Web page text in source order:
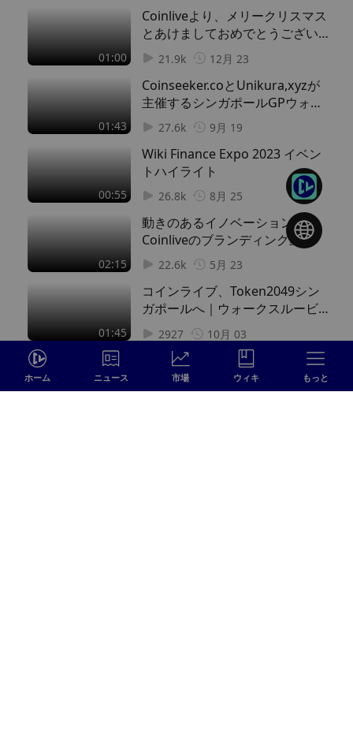
ana #gamefi #web3gaming #digitalcurrency #DAO
s #smartcontracts
Coinliveより、メリークリスマス
とあけましておめでとうございま
す！
01:00 21.9k 12月 23
Coinseeker.coとUnikura,xyzが
主催するシンガポールGPウォッ
チパーティー2023
01:43 27.6k 9月 19
Wiki Finance Expo 2023 イベン
トハイライト
00:55 26.8k 8月 25
動きのあるイノベーション：
Coinliveのブランディング動画
02:15 22.6k 5月 23
コインライブ、Token2049シン
ガポールへ｜ウォークスルービデ
オ
01:45 2927 10月 03
TOKEN2049シンガポール2025で
何が起きたのか
ホーム ニュース 市場 ウィキ もっと